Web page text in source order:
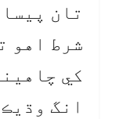
تان
شرط اهو
کي
انگ